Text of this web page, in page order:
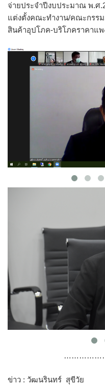
จ่ายประจำปีงบประมาณ พ.ศ
แต่งตั้งคณะทำงาน/คณะกรร
สินค้าอุปโภค-บริโภคราคาแพ
ข่าว : วัฒนรินทร์ สุขีวัย